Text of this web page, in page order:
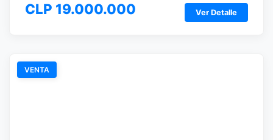
CLP 19.000.000 Ver Detalle
VENTA